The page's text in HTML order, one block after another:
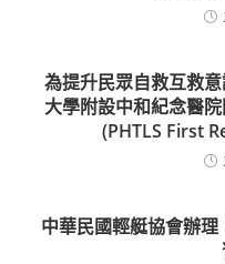
為提升民眾自救互救
大學附設中和紀念醫
(PHTLS First
中華民國輕艇協會辦